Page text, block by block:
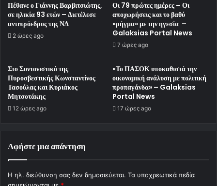
Πέθανε ο Γιάννης Βαρβιτσιώτης,
σε ηλικία 93 ετών – Διετέλεσε
αντιπρόεδρος της ΝΔ
2 ώρες ago
Οι 79 πρώτες ημέρες – Οι
αποχωρήσεις και το βαθύ
«ρήγμα» με την ηγεσία –
Galaksias Portal News
7 ώρες ago
Στο Συντονιστικό της
Πυροσβεστικής Κωνσταντίνος
Τασούλας και Κυριάκος
Μητσοτάκης
12 ώρες ago
«Το ΠΑΣΟΚ υποκαθιστά την
οικονομική ανάλυση με πολιτική
προπαγάνδα» – Galaksias
Portal News
17 ώρες ago
Αφήστε μια απάντηση
Η ηλ. διεύθυνση σας δεν δημοσιεύεται. Τα υποχρεωτικά πεδία